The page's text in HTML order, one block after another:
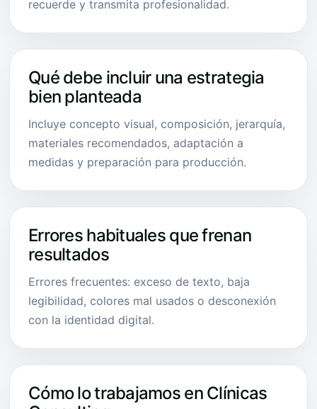
recuerde y transmita profesionalidad.
Qué debe incluir una estrategia
bien planteada
Incluye concepto visual, composición, jerarquía,
materiales recomendados, adaptación a
medidas y preparación para producción.
Errores habituales que frenan
resultados
Errores frecuentes: exceso de texto, baja
legibilidad, colores mal usados o desconexión
con la identidad digital.
Cómo lo trabajamos en Clínicas